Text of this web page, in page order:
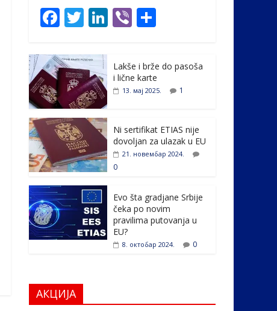
F
e
b
o
o
k
T
itt
er
Li
e
dI
Vi
er ar
e
Lakše i brže do pasoša
i lične karte
13. мај 2025. 1
Ni sertifikat ETIAS nije
dovoljan za ulazak u EU
21. новембар 2024.
0
Evo šta gradjane Srbije
čeka po novim
pravilima putovanja u
EU?
8. октобар 2024. 0
АКЦИЈА